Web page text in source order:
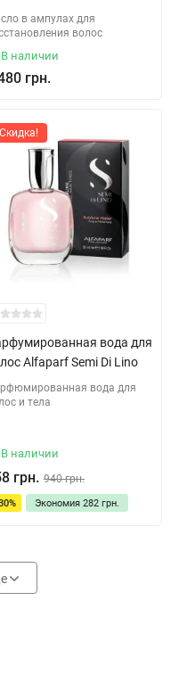
в ампулах для
волос
В наличии
грн.
Скидка!
вода для
Alfaparf Semi Di Lino
вода для
и тела
В наличии
грн. 940 грн.
Экономия 282 грн.